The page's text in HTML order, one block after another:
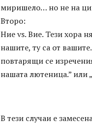
миришело… но не на
Второ:
Ние vs. Вие. Тези хора
нашите, ту са от
повтарящи се
нашата лютеница.” или
В тези случаи е